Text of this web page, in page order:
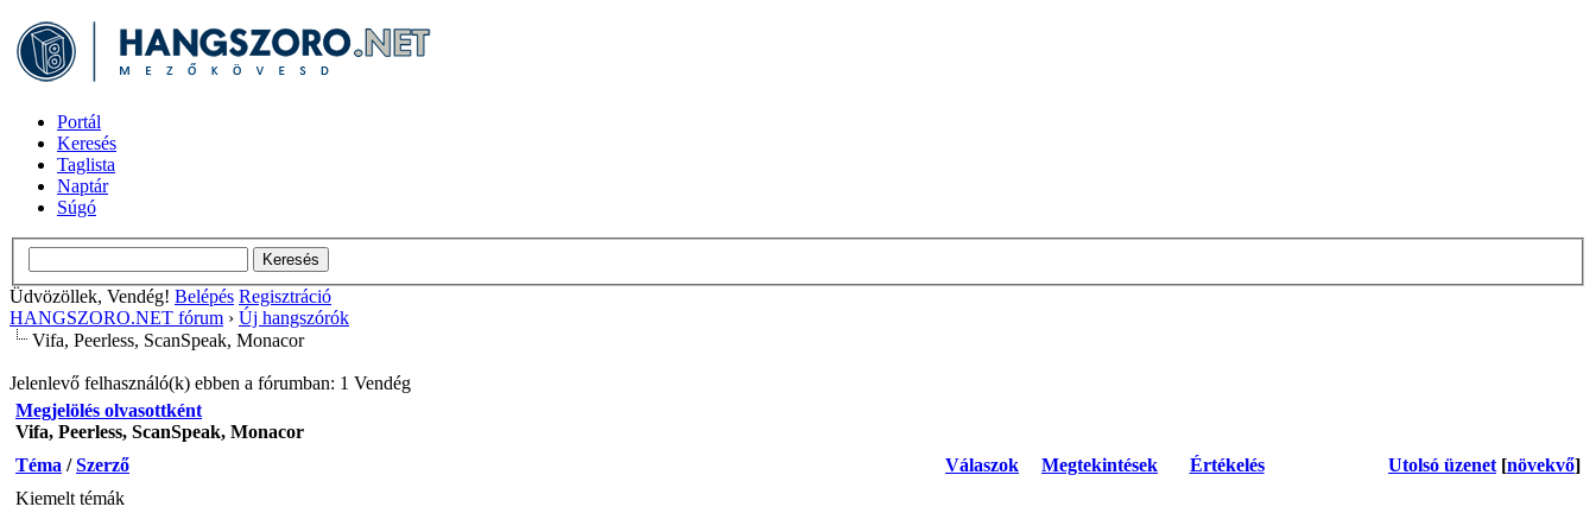
Portál
Keresés
Taglista
Naptár
Súgó
Üdvözöllek, Vendég! Belépés Regisztráció
HANGSZORO.NET fórum › Új hangszórók
Vifa, Peerless, ScanSpeak, Monacor
Jelenlevő felhasználó(k) ebben a fórumban: 1 Vendég
Megjelölés olvasottként
Vifa, Peerless, ScanSpeak, Monacor
Téma /Szerző Válaszok Megtekintések Értékelés Utolsó üzenet [növekvő]
Kiemelt témák